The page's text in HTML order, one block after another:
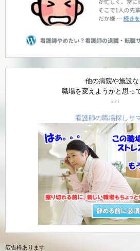
他の病院や施設な
職場を変えようかと思っ
↓↓↓
看護師の職場探しサ
広告枠あります